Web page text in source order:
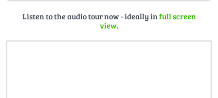
Listen to the audio tour now - ideally infull screen
view.